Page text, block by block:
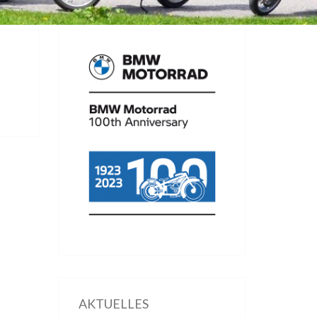
AKTUELLES